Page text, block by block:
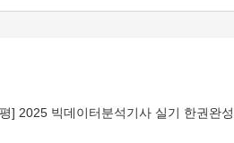
] 2025 빅데이터분석기사 실기 한권완